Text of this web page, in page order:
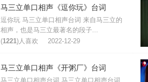
马三立单口相声《逗你玩》台词
逗你玩 马三立单口相声台词 来自马三立的
相声，也是马三立最著名的段子...
(1221)人喜欢 2022-12-29
马三立单口相声《开粥厂》台词
马三立单口相声台词 马三立单口相声台词